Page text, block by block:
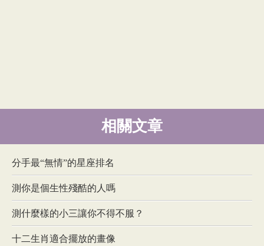
相關文章
分手最“無情”的星座排名
測你是個生性殘酷的人嗎
測什麼樣的小三讓你不得不服？
十二生肖適合擺放的畫像